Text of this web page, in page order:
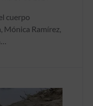
cuerpo
Mónica Ramírez,